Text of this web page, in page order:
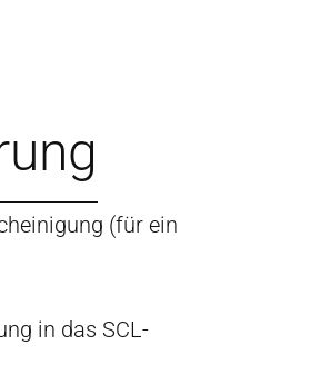
(für ein
in das SCL-